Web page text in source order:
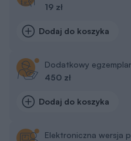
19 zł
Dodaj do koszyka
Dodatkowy
450 zł
Dodaj do koszyka
Elektroniczna wersja